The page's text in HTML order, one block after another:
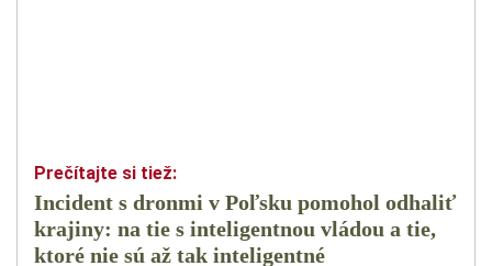
Incident s dronmi v Poľsku pomohol odhaliť
krajiny: na tie s inteligentnou vládou a tie,
ktoré nie sú až tak inteligentné